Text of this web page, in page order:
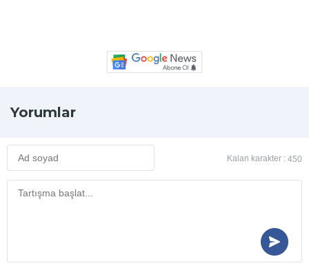
Yorumlar
Kalan karakter : 450